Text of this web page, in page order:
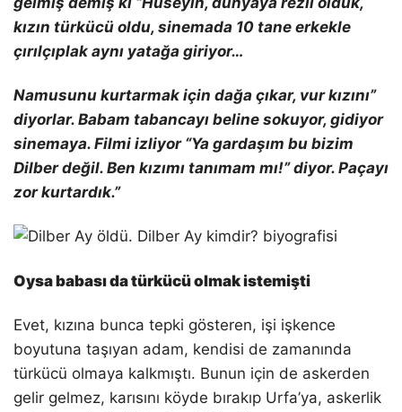
kızın türkücü oldu, sinemada 10 tane erkekle
çırılçıplak aynı yatağa giriyor…
Namusunu kurtarmak için dağa çıkar, vur kızını”
diyorlar. Babam tabancayı beline sokuyor, gidiyor
sinemaya. Filmi izliyor “Ya gardaşım bu bizim
Dilber değil. Ben kızımı tanımam mı!” diyor. Paçayı
zor kurtardık.”
Oysa babası da türkücü olmak istemişti
Evet, kızına bunca tepki gösteren, işi işkence
boyutuna taşıyan adam, kendisi de zamanında
türkücü olmaya kalkmıştı. Bunun için de askerden
gelir gelmez, karısını köyde bırakıp Urfa’ya, askerlik